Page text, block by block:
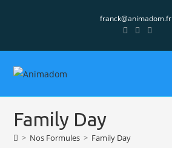
franck@animadom.fr
Family Day
> Nos Formules > Family Day